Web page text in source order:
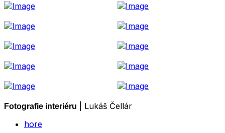
Fotografie interiéru
| Lukáš Čellár
hore